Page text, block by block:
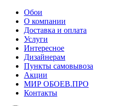
Обои
О компании
Доставка и оплата
Услуги
Интересное
Дизайнерам
Пункты самовывоза
Акции
МИР ОБОЕВ.ПРО
Контакты